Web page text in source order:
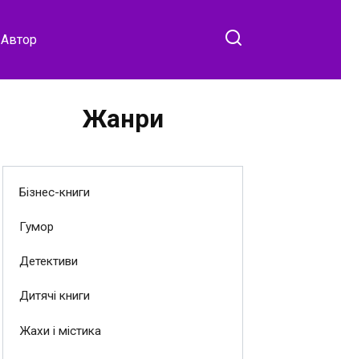
Автор
Жанри
Бізнес-книги
Гумор
Детективи
Дитячі книги
Жахи і містика